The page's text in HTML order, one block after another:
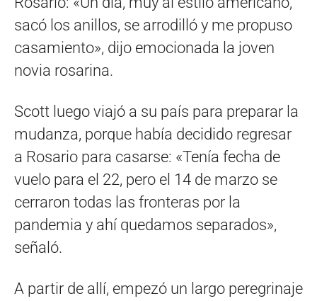
sacó los anillos, se arrodilló y me propuso
casamiento», dijo emocionada la joven
novia rosarina.
Scott luego viajó a su país para preparar la
mudanza, porque había decidido regresar
a Rosario para casarse: «Tenía fecha de
vuelo para el 22, pero el 14 de marzo se
cerraron todas las fronteras por la
pandemia y ahí quedamos separados»,
señaló.
A partir de allí, empezó un largo peregrinaje